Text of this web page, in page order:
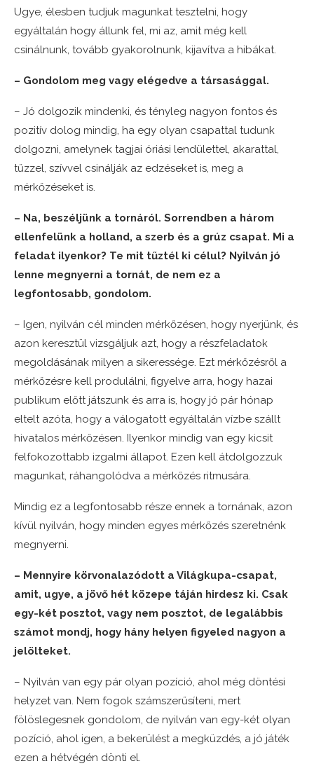
Ugye, élesben tudjuk magunkat tesztelni, hogy
egyáltalán hogy állunk fel, mi az, amit még kell
csinálnunk, tovább gyakorolnunk, kijavítva a hibákat.
– Gondolom meg vagy elégedve a társasággal.
– Jó dolgozik mindenki, és tényleg nagyon fontos és
pozitív dolog mindig, ha egy olyan csapattal tudunk
dolgozni, amelynek tagjai óriási lendülettel, akarattal,
tűzzel, szívvel csinálják az edzéseket is, meg a
mérkőzéseket is.
– Na, beszéljünk a tornáról. Sorrendben a három
ellenfelünk a holland, a szerb és a grúz csapat. Mi a
feladat ilyenkor? Te mit tűztél ki célul? Nyilván jó
lenne megnyerni a tornát, de nem ez a
legfontosabb, gondolom.
– Igen, nyilván cél minden mérkőzésen, hogy nyerjünk, és
azon keresztül vizsgáljuk azt, hogy a részfeladatok
megoldásának milyen a sikeressége. Ezt mérkőzésről a
mérkőzésre kell produlálni, figyelve arra, hogy hazai
publikum előtt játszunk és arra is, hogy jó pár hónap
eltelt azóta, hogy a válogatott egyáltalán vízbe szállt
hivatalos mérkőzésen. Ilyenkor mindig van egy kicsit
felfokozottabb izgalmi állapot. Ezen kell átdolgozzuk
magunkat, ráhangolódva a mérkőzés ritmusára.
Mindig ez a legfontosabb része ennek a tornának, azon
kívül nyilván, hogy minden egyes mérkőzés szeretnénk
megnyerni.
– Mennyire körvonalazódott a Világkupa-csapat,
amit, ugye, a jövő hét közepe táján hirdesz ki. Csak
egy-két posztot, vagy nem posztot, de legalábbis
számot mondj, hogy hány helyen figyeled nagyon a
jelölteket.
– Nyilván van egy pár olyan pozíció, ahol még döntési
helyzet van. Nem fogok számszerűsíteni, mert
fölöslegesnek gondolom, de nyilván van egy-két olyan
pozíció, ahol igen, a bekerülést a megküzdés, a jó játék
ezen a hétvégén dönti el.